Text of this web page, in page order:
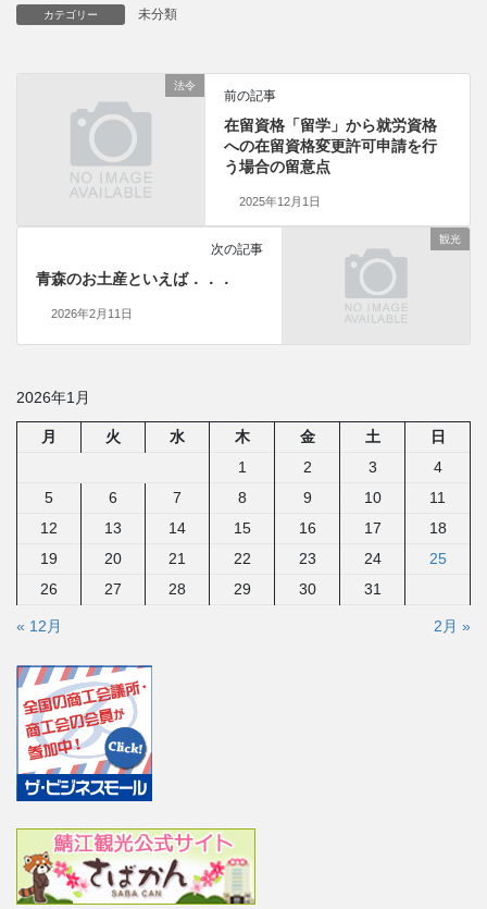
カテゴリー 未分類
法令
前の記事
在留資格「留学」から就労資格
への在留資格変更許可申請を行
う場合の留意点
2025年12月1日
観光
次の記事
青森のお土産といえば．．．
2026年2月11日
2026年1月
月 火 水 木 金 土
日
1
2 3
4
5
6 7 8 9 10
11
12
13 14 15 16 17
18
19
20 21 22 23 24
25
26
27 28 29 30 31
« 12月 2月 »